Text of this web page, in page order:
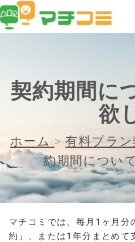
契約期間に
欲
ホーム > 有料プラン
約期間につい
マチコミでは、毎月1ヶ月分
約」、または1年分まとめて